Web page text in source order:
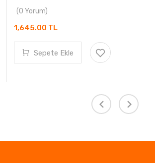
(0 Yorum)
1,645.00 TL
Sepete Ekle